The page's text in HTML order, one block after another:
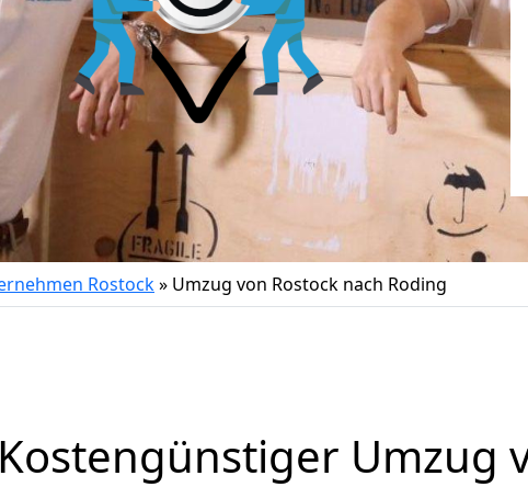
Rostock» Umzug von Rostock nach Roding
Kostengünstiger Umzug